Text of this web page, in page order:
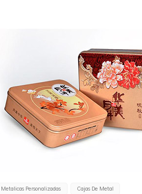
Metalicas Personalizadas
Cajas De Metal